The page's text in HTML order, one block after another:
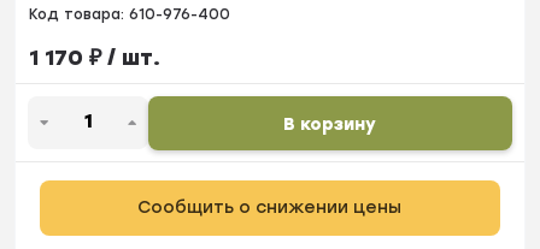
Код товара: 610-976-400
1 170 ₽/ шт.
В корзину
Сообщить о снижении цены